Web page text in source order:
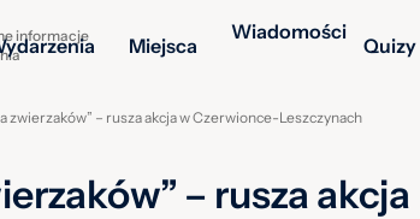
informacje
Miejsca
Wiadomości
Quizy
zwierzaków” – rusza akcja w Czerwionce-Leszczynach
– rusza akcja